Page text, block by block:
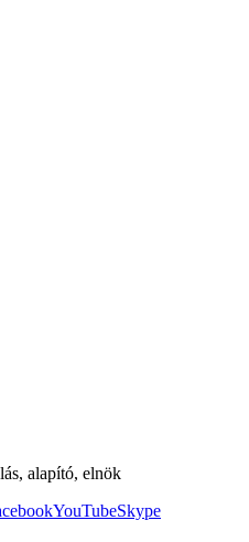
alapító, elnök
YouTubeSkype